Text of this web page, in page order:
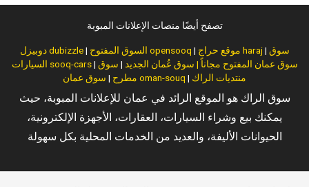
تصفح أيضًا منصات الإعلانات المبوبة
دوبيزل dubizzle| السوق المفتوح opensooq | موقع حراج haraj| سوق
السيارات sooq-cars| سوق عمان المفتوح مجاناً | سوق عُمان الجديد | سوق
مطرح | سوق عمان oman-souq | منتديات الراك
سوق الراك هو الموقع الرائد في عمان للإعلانات المبوبة، حيث
يمكنك بيع وشراء السيارات، العقارات، الأجهزة الإلكترونية،
الحيوانات الأليفة، والعديد من الخدمات المحلية بكل سهولة